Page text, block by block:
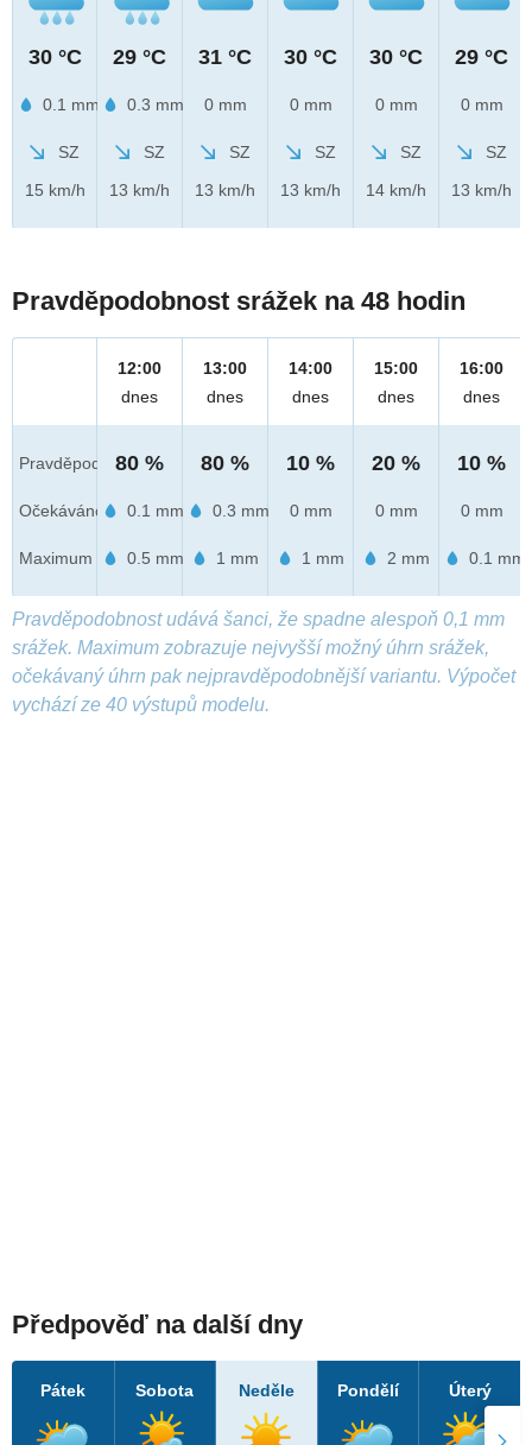
30 °C
0.1 mm
SZ
15 km/h
29 °C
0.3 mm
SZ
13 km/h
31 °C
0 mm
SZ
13 km/h
30 °C
0 mm
SZ
13 km/h
30 °C
0 mm
SZ
14 km/h
29 °C
0 mm
SZ
13 km/h
Pravděpodobnost srážek na 48 hodin
Pravděpod.
Očekáváno
Maximum
12:00
dnes
80 %
0.1 mm
0.5 mm
13:00
dnes
80 %
0.3 mm
1 mm
14:00
dnes
10 %
0 mm
1 mm
15:00
dnes
20 %
0 mm
2 mm
16:00
dnes
10 %
0 mm
0.1 mm
Pravděpodobnost udává šanci, že spadne alespoň 0,1 mm
srážek. Maximum zobrazuje nejvyšší možný úhrn srážek,
očekávaný úhrn pak nejpravděpodobnější variantu. Výpočet
vychází ze 40 výstupů modelu.
Předpověď na další dny
Pátek Sobota Neděle Pondělí Úterý